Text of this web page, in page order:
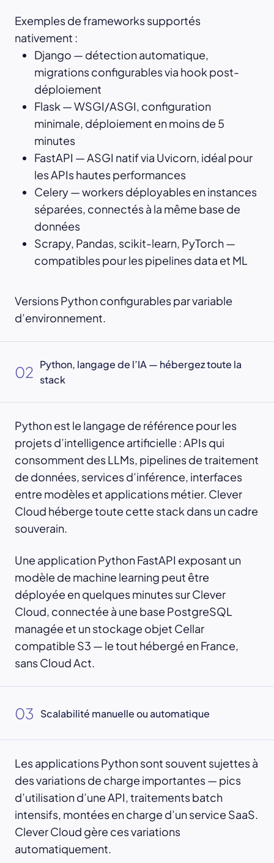
Exemples de frameworks supportés
nativement :
Django — détection automatique,
migrations configurables via hook post-
déploiement
Flask — WSGI/ASGI, configuration
minimale, déploiement en moins de 5
minutes
FastAPI — ASGI natif via Uvicorn, idéal pour
les APIs hautes performances
Celery — workers déployables en instances
séparées, connectés à la même base de
données
Scrapy, Pandas, scikit-learn, PyTorch —
compatibles pour les pipelines data et ML
Versions Python configurables par variable
d’environnement.
02 Python, langage de l’IA — hébergez toute la
stack
Python est le langage de référence pour les
projets d’intelligence artificielle : APIs qui
consomment des LLMs, pipelines de traitement
de données, services d’inférence, interfaces
entre modèles et applications métier. Clever
Cloud héberge toute cette stack dans un cadre
souverain.
Une application Python FastAPI exposant un
modèle de machine learning peut être
déployée en quelques minutes sur Clever
Cloud, connectée à une base PostgreSQL
managée et un stockage objet Cellar
compatible S3 — le tout hébergé en France,
sans Cloud Act.
03 Scalabilité manuelle ou automatique
Les applications Python sont souvent sujettes à
des variations de charge importantes — pics
d’utilisation d’une API, traitements batch
intensifs, montées en charge d’un service SaaS.
Clever Cloud gère ces variations
automatiquement.